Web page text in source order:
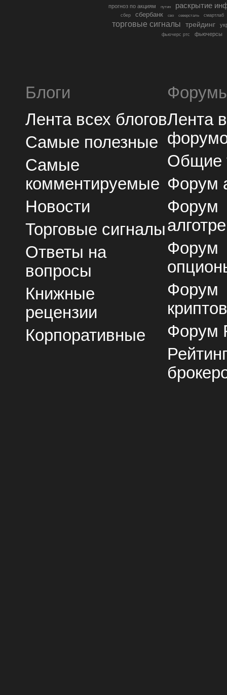
прогноз по акциям путин раскрытие
сбер сбербанк сво северсталь смартлаб
торговые сигналы трейдинг
фьючерс ртс фьючерсы
Блоги
Лента всех блогов
Самые полезные
Самые
комментируемые
Новости
Торговые сигналы
Ответы на
вопросы
Книжные
рецензии
Корпоративные
Лента
Общие
Форум
Форум
Форум
Форум
Форум